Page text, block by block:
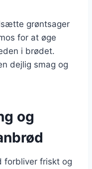
grøntsager
for at øge
i brødet.
dejlig smag og
og
forbliver friskt og